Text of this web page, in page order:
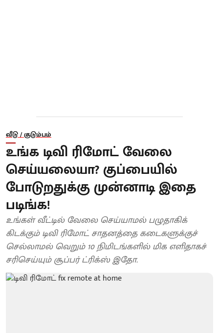
வீடு / குடும்பம்
உங்க டிவி ரிமோட் வேலை
செய்யலையா? குப்பையில்
போடுறதுக்கு முன்னாடி இதை
படிங்க!
உங்கள் வீட்டில் வேலை செய்யாமல் பழுதாகிக்
கிடக்கும் டிவி ரிமோட் சாதனத்தை கடைகளுக்குச்
செல்லாமல் வெறும் 10 நிமிடங்களில் மிக எளிதாகச்
சரிசெய்யும் சூப்பர் ட்ரிக்ஸ் இதோ.